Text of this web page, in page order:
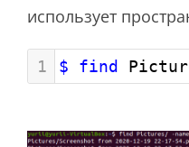
использует
1 $ find